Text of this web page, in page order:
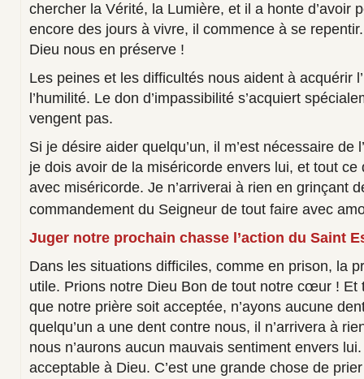
chercher la Vérité, la Lumière, et il a honte d’avoir
encore des jours à vivre, il commence à se
Dieu nous en préserve !
Les peines et les difficultés nous aident à acquérir
l’humilité. Le don d’impassibilité s’acquiert
vengent pas.
Si je désire aider quelqu’un, il m’est nécessaire de
je dois avoir de la miséricorde envers lui, et tout ce
avec miséricorde. Je n’arriverai à rien en grinçant
commandement du Seigneur de tout faire avec
Juger notre prochain chasse l’action du Saint
Dans les situations difficiles, comme en prison, la
utile. Prions notre Dieu Bon de tout notre cœur ! Et
que notre prière soit acceptée, n’ayons aucune
quelqu’un a une dent contre nous, il n’arrivera à
nous n’aurons aucun mauvais sentiment envers
acceptable à Dieu. C’est une grande chose de